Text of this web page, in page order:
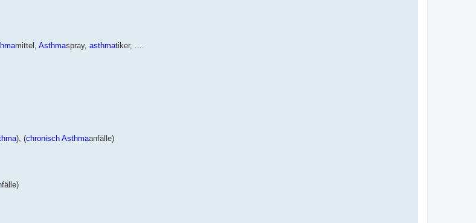
mittel, Asthmaspray, asthmatiker, ....
), (chronisch Asthmaanfälle)